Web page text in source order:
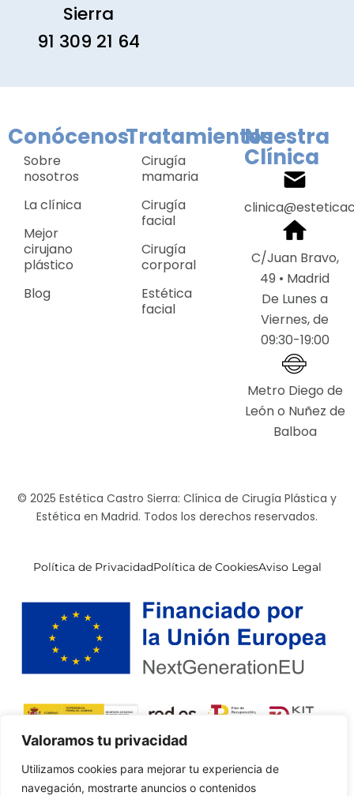
Valoramos tu privacidad
Utilizamos cookies para mejorar tu experiencia de
navegación, mostrarte anuncios o contenidos
Sierra
91 309 21 64
Conócenos
Sobre
nosotros
La clínica
Mejor
cirujano
plástico
Blog
Tratamientos
Cirugía
mamaria
Cirugía
facial
Cirugía
corporal
Estética
facial
Nuestra
Clínica
C/Juan Bravo,
49 • Madrid
De Lunes a
Viernes, de
09:30-19:00
Metro Diego de
León o Nuñez de
Balboa
© 2025 Estética Castro Sierra: Clínica de Cirugía Plástica y
Estética en Madrid. Todos los derechos reservados.
Política de PrivacidadPolítica de CookiesAviso Legal